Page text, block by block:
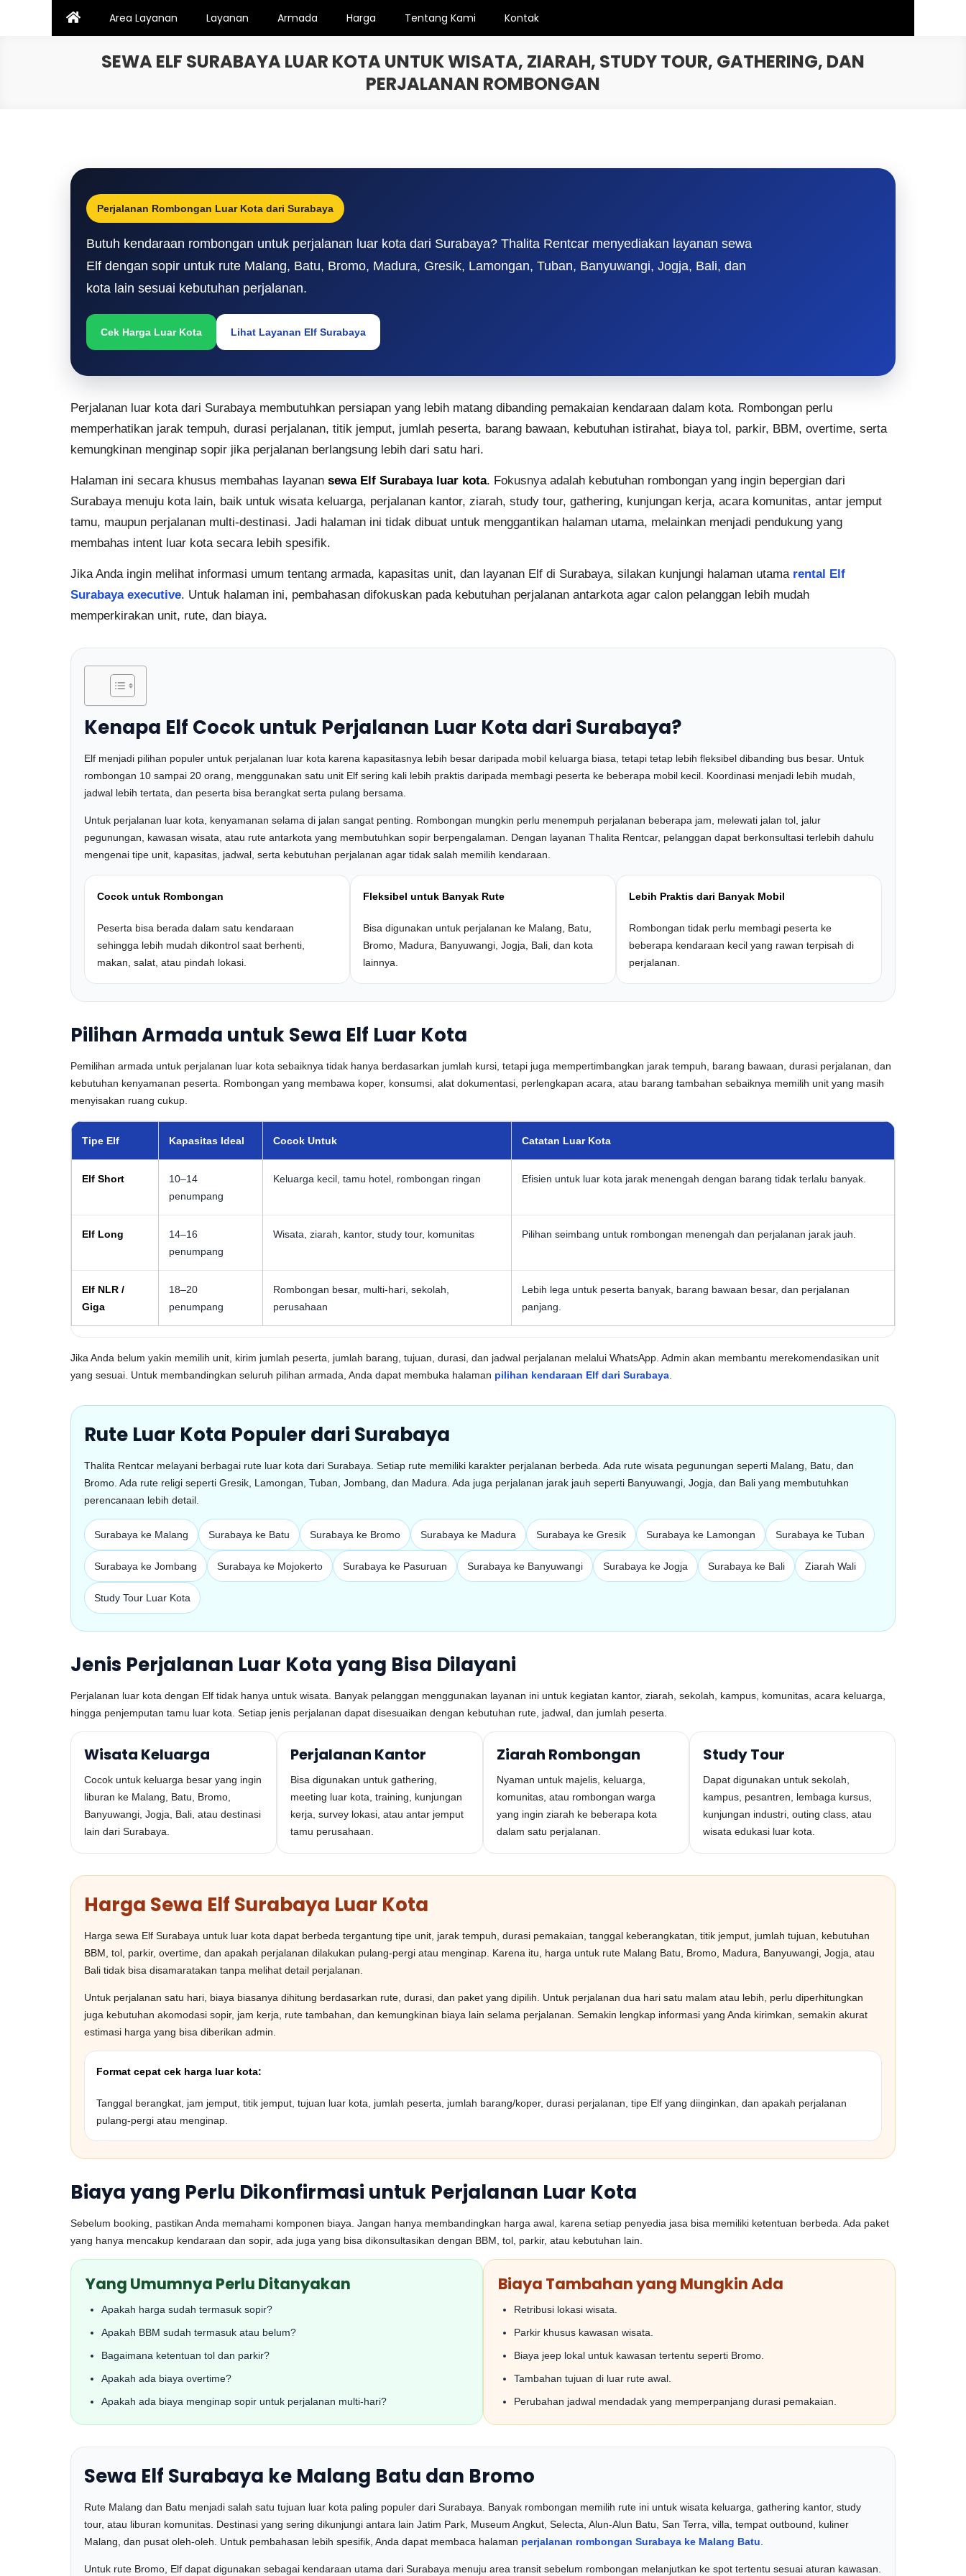
Area Layanan Layanan Armada Harga Tentang Kami Kontak
SEWA ELF SURABAYA LUAR KOTA UNTUK WISATA, ZIARAH, STUDY TOUR, GATHERING, DAN
PERJALANAN ROMBONGAN
Perjalanan Rombongan Luar Kota dari Surabaya
Butuh kendaraan rombongan untuk perjalanan luar kota dari Surabaya? Thalita Rentcar menyediakan layanan sewa
Elf dengan sopir untuk rute Malang, Batu, Bromo, Madura, Gresik, Lamongan, Tuban, Banyuwangi, Jogja, Bali, dan
kota lain sesuai kebutuhan perjalanan.
Cek Harga Luar Kota Lihat Layanan Elf Surabaya
Perjalanan luar kota dari Surabaya membutuhkan persiapan yang lebih matang dibanding pemakaian kendaraan dalam kota. Rombongan perlu
memperhatikan jarak tempuh, durasi perjalanan, titik jemput, jumlah peserta, barang bawaan, kebutuhan istirahat, biaya tol, parkir, BBM, overtime, serta
kemungkinan menginap sopir jika perjalanan berlangsung lebih dari satu hari.
Halaman ini secara khusus membahas layanan sewa Elf Surabaya luar kota. Fokusnya adalah kebutuhan rombongan yang ingin bepergian dari
Surabaya menuju kota lain, baik untuk wisata keluarga, perjalanan kantor, ziarah, study tour, gathering, kunjungan kerja, acara komunitas, antar jemput
tamu, maupun perjalanan multi-destinasi. Jadi halaman ini tidak dibuat untuk menggantikan halaman utama, melainkan menjadi pendukung yang
membahas intent luar kota secara lebih spesifik.
Jika Anda ingin melihat informasi umum tentang armada, kapasitas unit, dan layanan Elf di Surabaya, silakan kunjungi halaman utama rental Elf
Surabaya executive. Untuk halaman ini, pembahasan difokuskan pada kebutuhan perjalanan antarkota agar calon pelanggan lebih mudah
memperkirakan unit, rute, dan biaya.
Kenapa Elf Cocok untuk Perjalanan Luar Kota dari Surabaya?
Elf menjadi pilihan populer untuk perjalanan luar kota karena kapasitasnya lebih besar daripada mobil keluarga biasa, tetapi tetap lebih fleksibel dibanding bus besar. Untuk
rombongan 10 sampai 20 orang, menggunakan satu unit Elf sering kali lebih praktis daripada membagi peserta ke beberapa mobil kecil. Koordinasi menjadi lebih mudah,
jadwal lebih tertata, dan peserta bisa berangkat serta pulang bersama.
Untuk perjalanan luar kota, kenyamanan selama di jalan sangat penting. Rombongan mungkin perlu menempuh perjalanan beberapa jam, melewati jalan tol, jalur
pegunungan, kawasan wisata, atau rute antarkota yang membutuhkan sopir berpengalaman. Dengan layanan Thalita Rentcar, pelanggan dapat berkonsultasi terlebih dahulu
mengenai tipe unit, kapasitas, jadwal, serta kebutuhan perjalanan agar tidak salah memilih kendaraan.
Cocok untuk Rombongan
Peserta bisa berada dalam satu kendaraan
sehingga lebih mudah dikontrol saat berhenti,
makan, salat, atau pindah lokasi.
Fleksibel untuk Banyak Rute
Bisa digunakan untuk perjalanan ke Malang, Batu,
Bromo, Madura, Banyuwangi, Jogja, Bali, dan kota
lainnya.
Lebih Praktis dari Banyak Mobil
Rombongan tidak perlu membagi peserta ke
beberapa kendaraan kecil yang rawan terpisah di
perjalanan.
Pilihan Armada untuk Sewa Elf Luar Kota
Pemilihan armada untuk perjalanan luar kota sebaiknya tidak hanya berdasarkan jumlah kursi, tetapi juga mempertimbangkan jarak tempuh, barang bawaan, durasi perjalanan, dan
kebutuhan kenyamanan peserta. Rombongan yang membawa koper, konsumsi, alat dokumentasi, perlengkapan acara, atau barang tambahan sebaiknya memilih unit yang masih
menyisakan ruang cukup.
Tipe Elf Kapasitas Ideal Cocok Untuk Catatan Luar Kota
Elf Short
10–14
penumpang
Keluarga kecil, tamu hotel, rombongan ringan Efisien untuk luar kota jarak menengah dengan barang tidak terlalu banyak.
Elf Long
14–16
penumpang
Wisata, ziarah, kantor, study tour, komunitas Pilihan seimbang untuk rombongan menengah dan perjalanan jarak jauh.
Elf NLR /
Giga
18–20
penumpang
Rombongan besar, multi-hari, sekolah,
perusahaan
Lebih lega untuk peserta banyak, barang bawaan besar, dan perjalanan
panjang.
Jika Anda belum yakin memilih unit, kirim jumlah peserta, jumlah barang, tujuan, durasi, dan jadwal perjalanan melalui WhatsApp. Admin akan membantu merekomendasikan unit
yang sesuai. Untuk membandingkan seluruh pilihan armada, Anda dapat membuka halaman pilihan kendaraan Elf dari Surabaya
Rute Luar Kota Populer dari Surabaya
Thalita Rentcar melayani berbagai rute luar kota dari Surabaya. Setiap rute memiliki karakter perjalanan berbeda. Ada rute wisata pegunungan seperti Malang, Batu, dan
Bromo. Ada rute religi seperti Gresik, Lamongan, Tuban, Jombang, dan Madura. Ada juga perjalanan jarak jauh seperti Banyuwangi, Jogja, dan Bali yang membutuhkan
perencanaan lebih detail.
Surabaya ke Malang Surabaya ke Batu Surabaya ke Bromo Surabaya ke Madura Surabaya ke Gresik Surabaya ke Lamongan Surabaya ke Tuban
Surabaya ke Jombang Surabaya ke Mojokerto Surabaya ke Pasuruan Surabaya ke Banyuwangi Surabaya ke Jogja Surabaya ke Bali Ziarah Wali
Study Tour Luar Kota
Jenis Perjalanan Luar Kota yang Bisa Dilayani
Perjalanan luar kota dengan Elf tidak hanya untuk wisata. Banyak pelanggan menggunakan layanan ini untuk kegiatan kantor, ziarah, sekolah, kampus, komunitas, acara keluarga,
hingga penjemputan tamu luar kota. Setiap jenis perjalanan dapat disesuaikan dengan kebutuhan rute, jadwal, dan jumlah peserta.
Wisata Keluarga
Cocok untuk keluarga besar yang ingin
liburan ke Malang, Batu, Bromo,
Banyuwangi, Jogja, Bali, atau destinasi
lain dari Surabaya.
Perjalanan Kantor
Bisa digunakan untuk gathering,
meeting luar kota, training, kunjungan
kerja, survey lokasi, atau antar jemput
tamu perusahaan.
Ziarah Rombongan
Nyaman untuk majelis, keluarga,
komunitas, atau rombongan warga
yang ingin ziarah ke beberapa kota
dalam satu perjalanan.
Study Tour
Dapat digunakan untuk sekolah,
kampus, pesantren, lembaga kursus,
kunjungan industri, outing class, atau
wisata edukasi luar kota.
Harga Sewa Elf Surabaya Luar Kota
Harga sewa Elf Surabaya untuk luar kota dapat berbeda tergantung tipe unit, jarak tempuh, durasi pemakaian, tanggal keberangkatan, titik jemput, jumlah tujuan, kebutuhan
BBM, tol, parkir, overtime, dan apakah perjalanan dilakukan pulang-pergi atau menginap. Karena itu, harga untuk rute Malang Batu, Bromo, Madura, Banyuwangi, Jogja, atau
Bali tidak bisa disamaratakan tanpa melihat detail perjalanan.
Untuk perjalanan satu hari, biaya biasanya dihitung berdasarkan rute, durasi, dan paket yang dipilih. Untuk perjalanan dua hari satu malam atau lebih, perlu diperhitungkan
juga kebutuhan akomodasi sopir, jam kerja, rute tambahan, dan kemungkinan biaya lain selama perjalanan. Semakin lengkap informasi yang Anda kirimkan, semakin akurat
estimasi harga yang bisa diberikan admin.
Format cepat cek harga luar kota:
Tanggal berangkat, jam jemput, titik jemput, tujuan luar kota, jumlah peserta, jumlah barang/koper, durasi perjalanan, tipe Elf yang diinginkan, dan apakah perjalanan
pulang-pergi atau menginap.
Biaya yang Perlu Dikonfirmasi untuk Perjalanan Luar Kota
Sebelum booking, pastikan Anda memahami komponen biaya. Jangan hanya membandingkan harga awal, karena setiap penyedia jasa bisa memiliki ketentuan berbeda. Ada paket
yang hanya mencakup kendaraan dan sopir, ada juga yang bisa dikonsultasikan dengan BBM, tol, parkir, atau kebutuhan lain.
Yang Umumnya Perlu Ditanyakan
Apakah harga sudah termasuk sopir?
Apakah BBM sudah termasuk atau belum?
Bagaimana ketentuan tol dan parkir?
Apakah ada biaya overtime?
Apakah ada biaya menginap sopir untuk perjalanan multi-hari?
Biaya Tambahan yang Mungkin Ada
Retribusi lokasi wisata.
Parkir khusus kawasan wisata.
Biaya jeep lokal untuk kawasan tertentu seperti Bromo.
Tambahan tujuan di luar rute awal.
Perubahan jadwal mendadak yang memperpanjang durasi pemakaian.
Sewa Elf Surabaya ke Malang Batu dan Bromo
Rute Malang dan Batu menjadi salah satu tujuan luar kota paling populer dari Surabaya. Banyak rombongan memilih rute ini untuk wisata keluarga, gathering kantor, study
tour, atau liburan komunitas. Destinasi yang sering dikunjungi antara lain Jatim Park, Museum Angkut, Selecta, Alun-Alun Batu, San Terra, villa, tempat outbound, kuliner
Malang, dan pusat oleh-oleh. Untuk pembahasan lebih spesifik, Anda dapat membaca halaman perjalanan rombongan Surabaya ke Malang Batu
Untuk rute Bromo, Elf dapat digunakan sebagai kendaraan utama dari Surabaya menuju area transit sebelum rombongan melanjutkan ke spot tertentu sesuai aturan kawasan.